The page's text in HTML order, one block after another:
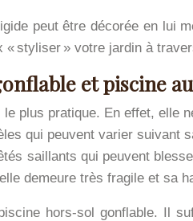
peut être décorée en lui
styliser » votre jardin à
et piscine
plus pratique. En effet, elle
qui peuvent varier
saillants qui peuvent
demeure très fragile et sa
hors-sol gonflable. Il